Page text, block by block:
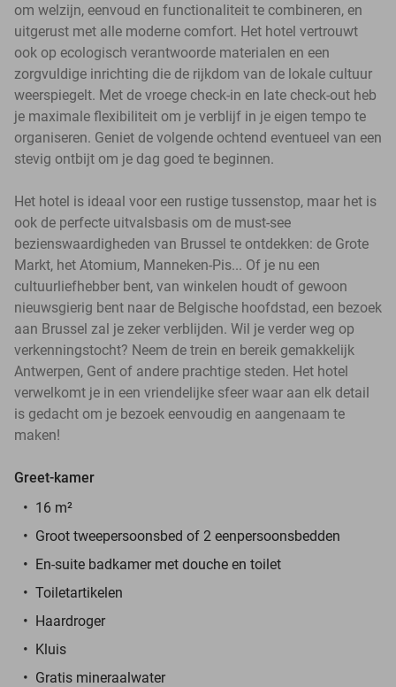
om welzijn, eenvoud en functionaliteit te combineren, en
uitgerust met alle moderne comfort. Het hotel vertrouwt
ook op ecologisch verantwoorde materialen en een
zorgvuldige inrichting die de rijkdom van de lokale cultuur
weerspiegelt. Met de vroege check-in en late check-out heb
je maximale flexibiliteit om je verblijf in je eigen tempo te
organiseren. Geniet de volgende ochtend eventueel van een
stevig ontbijt om je dag goed te beginnen.
Het hotel is ideaal voor een rustige tussenstop, maar het is
ook de perfecte uitvalsbasis om de must-see
bezienswaardigheden van Brussel te ontdekken: de Grote
Markt, het Atomium, Manneken-Pis... Of je nu een
cultuurliefhebber bent, van winkelen houdt of gewoon
nieuwsgierig bent naar de Belgische hoofdstad, een bezoek
aan Brussel zal je zeker verblijden. Wil je verder weg op
verkenningstocht? Neem de trein en bereik gemakkelijk
Antwerpen, Gent of andere prachtige steden. Het hotel
verwelkomt je in een vriendelijke sfeer waar aan elk detail
is gedacht om je bezoek eenvoudig en aangenaam te
maken!
Greet-kamer
16 m²
Groot tweepersoonsbed of 2 eenpersoonsbedden
En-suite badkamer met douche en toilet
Toiletartikelen
Haardroger
Kluis
Gratis mineraalwater